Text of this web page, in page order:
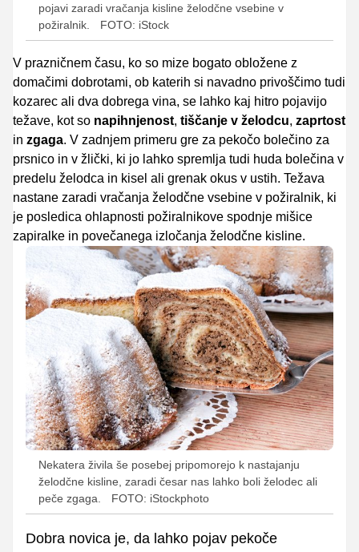
pojavi zaradi vračanja kisline želodčne vsebine v
požiralnik.
FOTO: iStock
V prazničnem času, ko so mize bogato obložene z
domačimi dobrotami, ob katerih si navadno privoščimo tudi
kozarec ali dva dobrega vina, se lahko kaj hitro pojavijo
težave, kot so napihnjenost, tiščanje v želodcu, zaprtost
in zgaga. V zadnjem primeru gre za pekočo bolečino za
prsnico in v žlički, ki jo lahko spremlja tudi huda bolečina v
predelu želodca in kisel ali grenak okus v ustih. Težava
nastane zaradi vračanja želodčne vsebine v požiralnik, ki
je posledica ohlapnosti požiralnikove spodnje mišice
zapiralke in povečanega izločanja želodčne kisline.
Nekatera živila še posebej pripomorejo k nastajanju
želodčne kisline, zaradi česar nas lahko boli želodec ali
peče zgaga.
FOTO: iStockphoto
Dobra novica je, da lahko pojav pekoče